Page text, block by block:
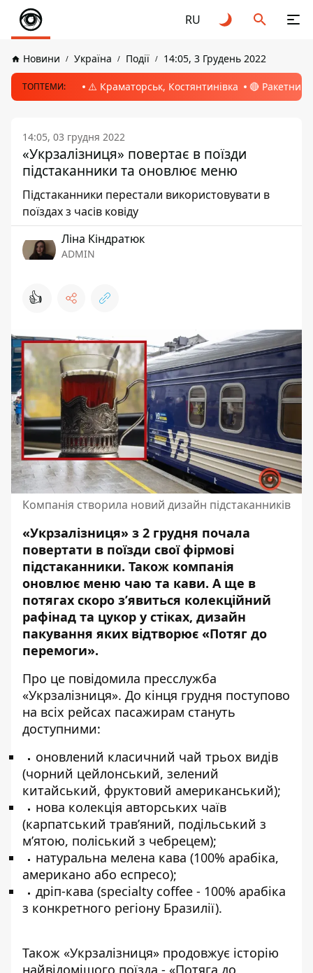
RU
Новини Україна Події 14:05, 3 Грудень 2022
ТОПТЕМИ: ⚠️ Краматорськ, Костянтинівка 🔴 Ракетний
14:05, 03 грудня 2022
«Укрзалізниця» повертає в поїзди
підстаканники та оновлює меню
Підстаканники перестали використовувати в
поїздах з часів ковіду
Ліна Кіндратюк
ADMIN
👍
Компанія створила новий дизайн підстаканників
«Укрзалізниця» з 2 грудня почала
повертати в поїзди свої фірмові
підстаканники. Також компанія
оновлює меню чаю та кави. А ще в
потягах скоро з’явиться колекційний
рафінад та цукор у стіках, дизайн
пакування яких відтворює «Потяг до
перемоги».
Про це повідомила пресслужба
«Укрзалізниця». До кінця грудня поступово
на всіх рейсах пасажирам стануть
доступними:
оновлений класичний чай трьох видів
(чорний цейлонський, зелений
китайський, фруктовий американський);
нова колекція авторських чаїв
(карпатський трав’яний, подільський з
м’ятою, поліський з чебрецем);
натуральна мелена кава (100% арабіка,
американо або еспресо);
дріп-кава (specialty coffee - 100% арабіка
з конкретного регіону Бразилії).
Також «Укрзалізниця» продовжує історію
найвідомішого поїзда - «Потяга до